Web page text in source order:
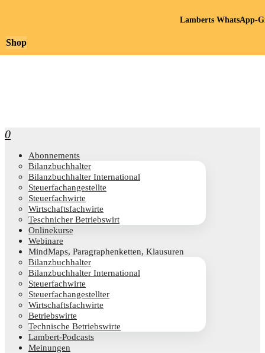
0
Abon­ne­ments
Bilanz­buch­hal­ter
Bilanz­buch­hal­ter International
Steu­er­fach­an­ge­stell­te
Steu­er­fach­wir­te
Wirt­schafts­fach­wir­te
Teschni­cher Betriebswirt
Online­kur­se
Web­i­na­re
Mind­Maps, Para­gra­phen­ket­ten, Klausuren
Bilanz­buch­hal­ter
Bilanz­buch­hal­ter International
Steu­er­fach­wir­te
Steu­er­fach­an­ge­stell­ter
Wirt­schafts­fach­wir­te
Betriebs­wir­te
Tech­ni­sche Betriebswirte
Lam­­bert-Pod­­casts
Mei­nun­gen
Shop
Lamberts WhatsApp-